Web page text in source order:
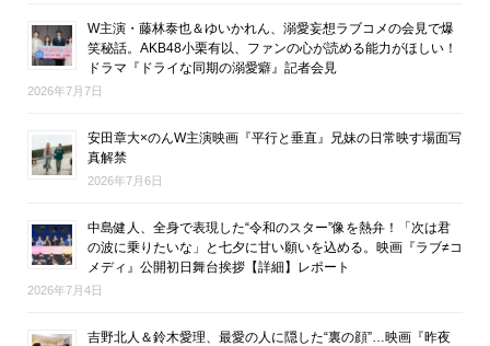
W主演・藤林泰也＆ゆいかれん、溺愛妄想ラブコメの会見で爆
笑秘話。AKB48小栗有以、ファンの心が読める能力がほしい！
ドラマ『ドライな同期の溺愛癖』記者会見
2026年7月7日
安田章大×のんW主演映画『平行と垂直』兄妹の日常映す場面写
真解禁
2026年7月6日
中島健人、全身で表現した“令和のスター”像を熱弁！「次は君
の波に乗りたいな」と七夕に甘い願いを込める。映画『ラブ≠コ
メディ』公開初日舞台挨拶【詳細】レポート
2026年7月4日
吉野北人＆鈴木愛理、最愛の人に隠した“裏の顔”…映画『昨夜